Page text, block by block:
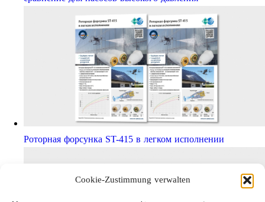
Cookie-Zustimmung verwalten
Роторная форсунка ST-415 в легком исполнении